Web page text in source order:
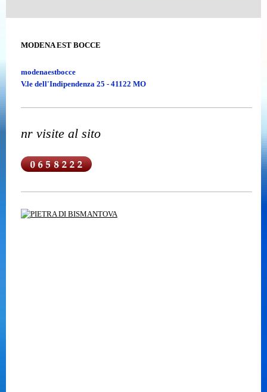
MODENA EST BOCCE
modenaestbocce
V.le dell'Indipendenza 25 - 41122 MO
nr visite al sito